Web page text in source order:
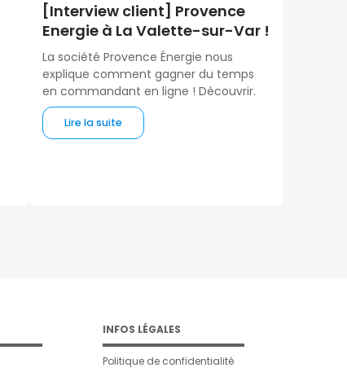
[Interview client] Provence
Energie à La Valette-sur-Var !
La société Provence Énergie nous
explique comment gagner du temps
en commandant en ligne ! Découvrir.
Lire la suite
INFOS LÉGALES
Politique de confidentialité